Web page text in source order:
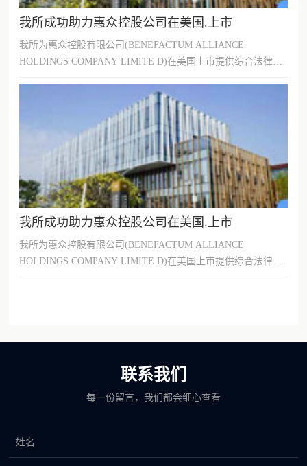
我所成功助力惠众控股公司在美国.上市
我所为惠众控股有限公司(BENEFACTUM ALLIANCE
HOLDINGS COMPANY LIMITE D)在美国上市提供综合法律服
我所成功助力惠众控股公司在美国.上市
我所为惠众控股有限公司(BENEFACTUM ALLIANCE
HOLDINGS COMPANY LIMITE D)在美国上市提供综合法律服
联系我们
每一份留言，我们都会细心查看